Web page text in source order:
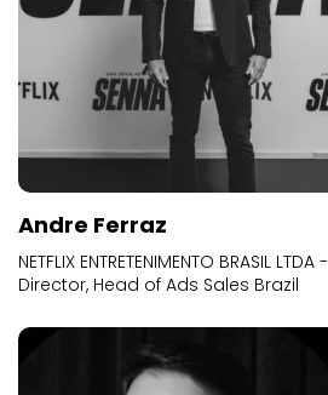
Andre Ferraz
NETFLIX ENTRETENIMENTO BRASIL LTDA -
Director, Head of Ads Sales Brazil